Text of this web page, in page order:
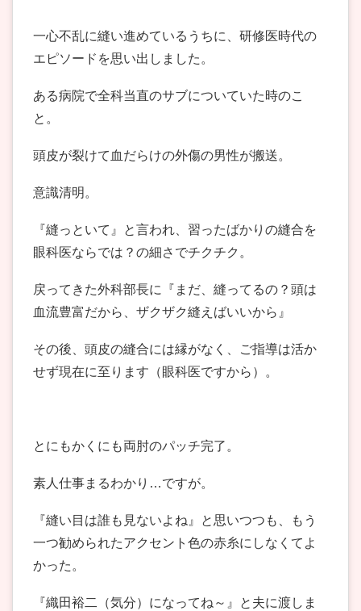
一心不乱に縫い進めているうちに、研修医時代の
エピソードを思い出しました。
ある病院で全科当直のサブについていた時のこ
と。
頭皮が裂けて血だらけの外傷の男性が搬送。
意識清明。
『縫っといて』と言われ、習ったばかりの縫合を
眼科医ならでは？の細さでチクチク。
戻ってきた外科部長に『まだ、縫ってるの？頭は
血流豊富だから、ザクザク縫えばいいから』
その後、頭皮の縫合には縁がなく、ご指導は活か
せず現在に至ります（眼科医ですから）。
とにもかくにも両肘のパッチ完了。
素人仕事まるわかり…ですが。
『縫い目は誰も見ないよね』と思いつつも、もう
一つ勧められたアクセント色の赤糸にしなくてよ
かった。
『織田裕二（気分）になってね～』と夫に渡しま